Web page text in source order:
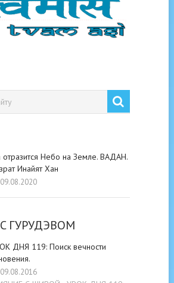
отразится Небо на Земле. ВАДАН.
Инайят Хан
09.08.2020
ГУРУДЭВОМ
ДНЯ 119: Поиск вечности
09.08.2016